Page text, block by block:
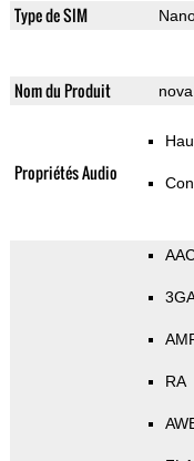
Type de SIM
Nom du Produit
Propriétés Audio
RA